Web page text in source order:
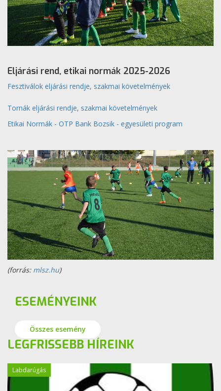
Eljárási rend, etikai normák 2025-2026
Fesztiválok eljárási rendje, szakmai követelmények
Tornák eljárási rendje, szakmai követelmények
Etikai Normák - OTP Bank Bozsik - egyesületi program
(forrás: mlsz.hu)
ESEMÉNYEINK
Összes esemény
LEGFRISSEBB HÍREINK
Labdarúgás